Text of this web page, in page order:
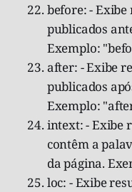
before: - Exibe
publicados
Exemplo:
after: - Exibe
publicados
Exemplo:
intext: - Exibe
contêm a
da página.
loc: - Exibe